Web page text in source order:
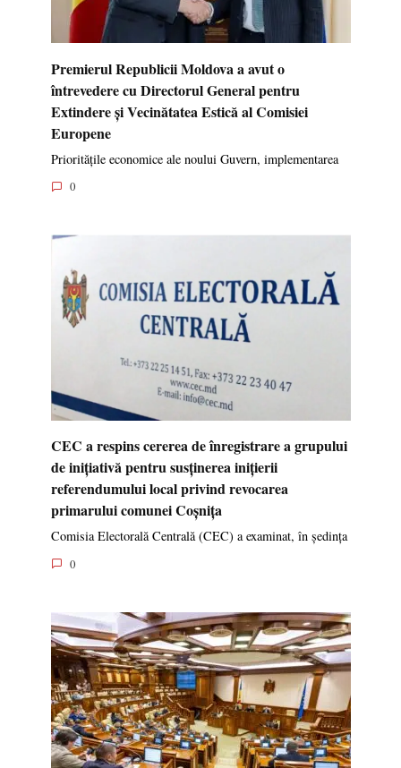
Premierul Republicii Moldova a avut o
întrevedere cu Directorul General pentru
Extindere și Vecinătatea Estică al Comisiei
Europene
Prioritățile economice ale noului Guvern, implementarea
0
CEC a respins cererea de înregistrare a grupului
de inițiativă pentru susținerea inițierii
referendumului local privind revocarea
primarului comunei Coșnița
Comisia Electorală Centrală (CEC) a examinat, în ședința
0